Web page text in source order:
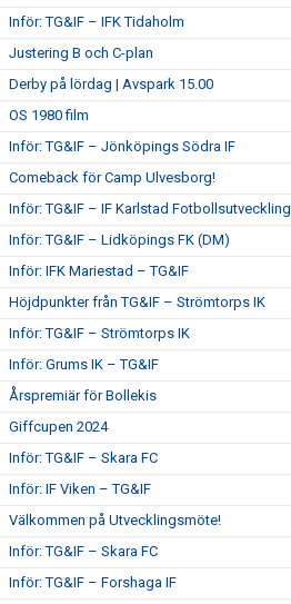
Inför: TG&IF – IFK Tidaholm
Justering B och C-plan
Derby på lördag | Avspark 15.00
OS 1980 film
Inför: TG&IF – Jönköpings Södra IF
Comeback för Camp Ulvesborg!
Inför: TG&IF – IF Karlstad Fotbollsutveckling
Inför: TG&IF – Lidköpings FK (DM)
Inför: IFK Mariestad – TG&IF
Höjdpunkter från TG&IF – Strömtorps IK
Inför: TG&IF – Strömtorps IK
Inför: Grums IK – TG&IF
Årspremiär för Bollekis
Giffcupen 2024
Inför: TG&IF – Skara FC
Inför: IF Viken – TG&IF
Välkommen på Utvecklingsmöte!
Inför: TG&IF – Skara FC
Inför: TG&IF – Forshaga IF